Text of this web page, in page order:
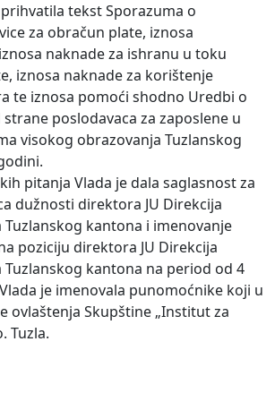
prihvatila tekst Sporazuma o
za obračun plate, iznosa
naknade za ishranu u toku
iznosa naknade za korištenje
te iznosa pomoći shodno Uredbi o
poslodavaca za zaposlene u
visokog obrazovanja Tuzlanskog
pitanja Vlada je dala saglasnost za
dužnosti direktora JU Direkcija
kantona i imenovanje
poziciju direktora JU Direkcija
kantona na period od 4
je imenovala punomoćnike koji u
ovlaštenja Skupštine „Institut za
Tuzla.